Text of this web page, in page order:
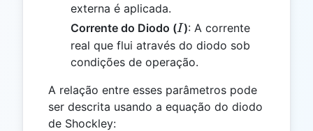
externa é aplicada.
Corrente do Diodo (I
I): A corrente
real que flui através do diodo sob
condições de operação.
A relação entre esses parâmetros pode
ser descrita usando a equação do diodo
de Shockley: